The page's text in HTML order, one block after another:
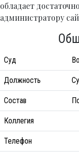
обладает
администратору
Суд
Должность
Состав
Коллегия
Телефон